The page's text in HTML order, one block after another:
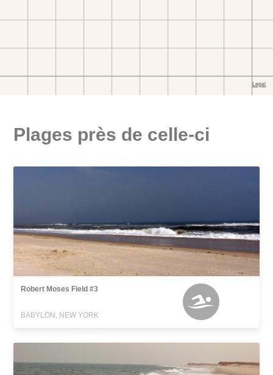
Plages près de celle-ci
Robert Moses Field #3
BABYLON, NEW YORK